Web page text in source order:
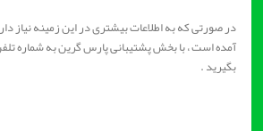
در صورتی که به اطلاعات بیشتری در این زمینه نیاز
آمده است ، با بخش پشتیبانی پارس گرین به شماره تلفن
بگیرید .